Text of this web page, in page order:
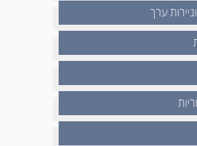
ערך